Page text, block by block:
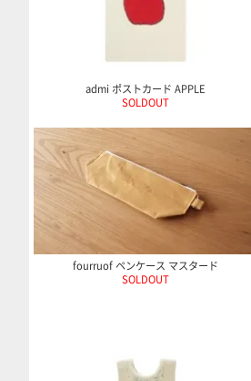
admi ポストカード APPLE
SOLDOUT
fourruof ペンケース マスタード
SOLDOUT